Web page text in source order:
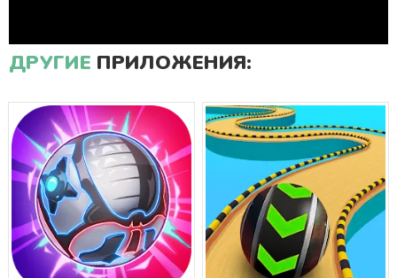
ДРУГИЕ ПРИЛОЖЕНИЯ: